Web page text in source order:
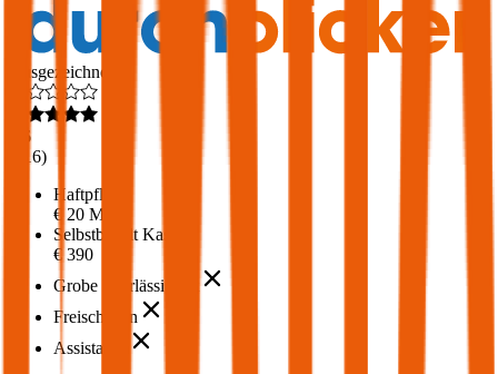
Ausgezeichnet
4,6
216)
Haftpflicht
€ 20 Mio.
Selbstbehalt Kasko
€ 390
Grobe Fahrlässigkeit
Freischaden
Assistance